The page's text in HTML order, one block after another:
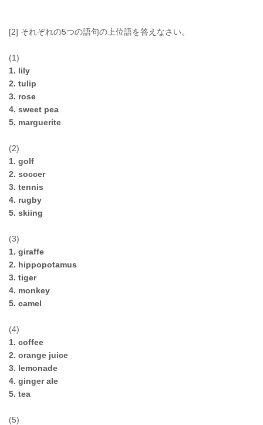
[2] それぞれの5つの語句の上位語を答えなさい。
(1)
1. lily
2. tulip
3. rose
4. sweet pea
5. marguerite
(2)
1. golf
2. soccer
3. tennis
4. rugby
5. skiing
(3)
1. giraffe
2. hippopotamus
3. tiger
4. monkey
5. camel
(4)
1. coffee
2. orange juice
3. lemonade
4. ginger ale
5. tea
(5)